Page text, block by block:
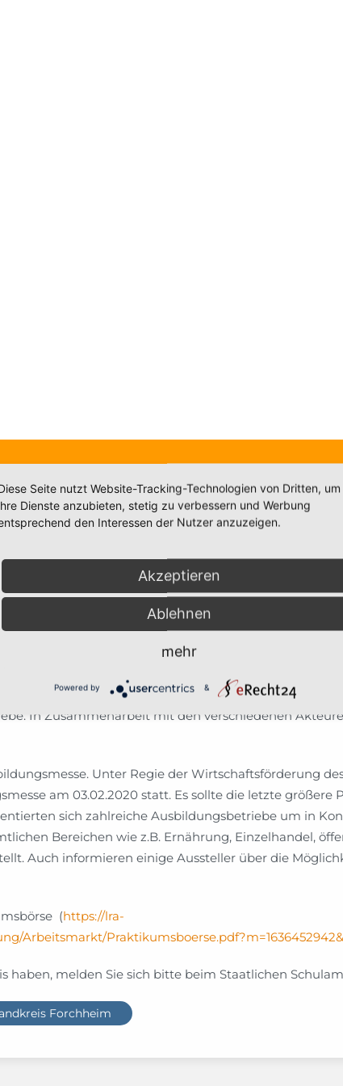
für partnerschaftliche Zusammenarbeit von Schule
Dr. Ewald Maier, Vorstandsvorsitzender der
Forchheim. Zentrale Ziele sind einerseits die
In Zusammenarbeit mit den verschiedenen
Unter Regie der Wirtschaftsförderung
am 03.02.2020 statt. Es sollte die letzte größere
sich zahlreiche Ausbildungsbetriebe um in
Bereichen wie z.B. Ernährung, Einzelhandel,
Auch informieren einige Aussteller über die
(https://lra-
Arbeitsmarkt/Praktikumsboerse.pdf?m=1636452942&
haben, melden Sie sich bitte beim Staatlichen
Forchheim
Seite nutzt Website-Tracking-Technologien von Dritten, um
Dienste anzubieten, stetig zu verbessern und Werbung
den Interessen der Nutzer anzuzeigen.
Akzeptieren
Ablehnen
mehr
Powered by &